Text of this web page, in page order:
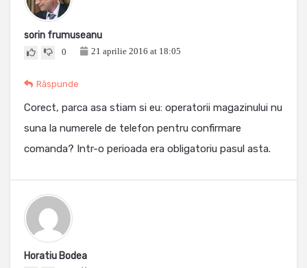
sorin frumuseanu
0 21 aprilie 2016 at 18:05
Răspunde
Corect, parca asa stiam si eu: operatorii magazinului nu
suna la numerele de telefon pentru confirmare
comanda? Intr-o perioada era obligatoriu pasul asta.
Horatiu Bodea